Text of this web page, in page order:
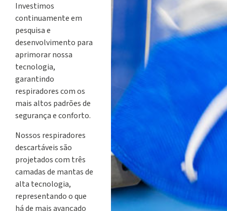
Investimos
continuamente em
pesquisa e
desenvolvimento para
aprimorar nossa
tecnologia,
garantindo
respiradores com os
mais altos padrões de
segurança e conforto.
Nossos respiradores
descartáveis são
projetados com três
camadas de mantas de
alta tecnologia,
representando o que
há de mais avançado